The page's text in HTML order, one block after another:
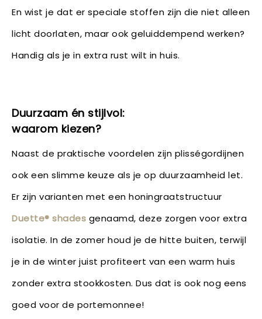
En wist je dat er speciale stoffen zijn die niet alleen
licht doorlaten, maar ook geluiddempend werken?
Handig als je in extra rust wilt in huis.
Duurzaam én stijlvol:
waarom kiezen?
Naast de praktische voordelen zijn plisségordijnen
ook een slimme keuze als je op duurzaamheid let.
Er zijn varianten met een honingraatstructuur
Duette® shades genaamd, deze zorgen voor extra
isolatie. In de zomer houd je de hitte buiten, terwijl
je in de winter juist profiteert van een warm huis
zonder extra stookkosten. Dus dat is ook nog eens
goed voor de portemonnee!